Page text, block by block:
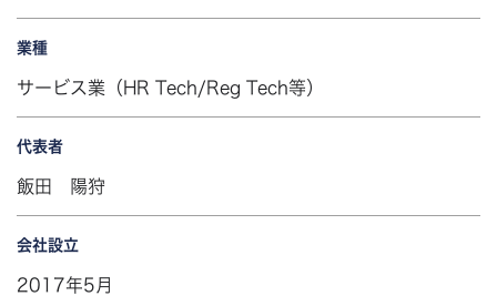
業種
サービス業（HR Tech/Reg Tech等）
代表者
飯田 陽狩
会社設立
2017年5月